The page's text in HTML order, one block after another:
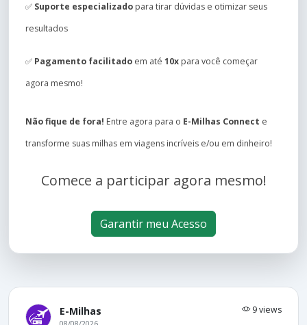
✅ Suporte especializado para tirar dúvidas e otimizar seus
resultados
✅ Pagamento facilitado em até 10x para você começar
agora mesmo!
Não fique de fora! Entre agora para o E-Milhas Connect e
transforme suas milhas em viagens incríveis e/ou em dinheiro!
Comece a participar agora mesmo!
Garantir meu Acesso
E-Milhas 9 views